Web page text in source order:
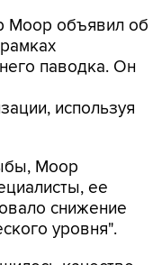
Моор объявил об
паводка. Он
используя
Моор
ее
снижение
уровня".